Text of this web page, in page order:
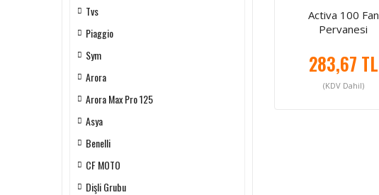
Tvs
Piaggio
Sym
Arora
Arora Max Pro 125
Asya
Benelli
CF MOTO
Dişli Grubu
Activa 100 Fan
Pervanesi
283,67 TL
(KDV Dahil)